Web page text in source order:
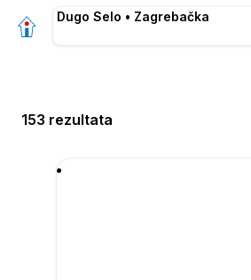
Dugo Selo • Zagrebačka
153 rezultata